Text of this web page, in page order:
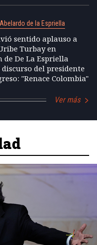
de la Espriella
sentido aplauso a
Turbay en
de De La Espriella
del presidente
"Renace Colombia"
Ver más